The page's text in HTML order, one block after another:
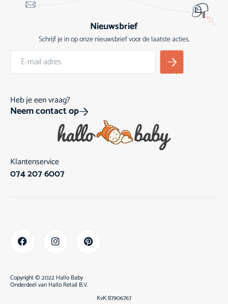
Nieuwsbrief
Schrijf je in op onze nieuwsbrief voor de laatste acties.
Heb je een vraag?
Neem contact op
Klantenservice
074 207 6007
Copyright © 2022 Hallo Baby
Onderdeel van Hallo Retail B.V.
KvK 87906767